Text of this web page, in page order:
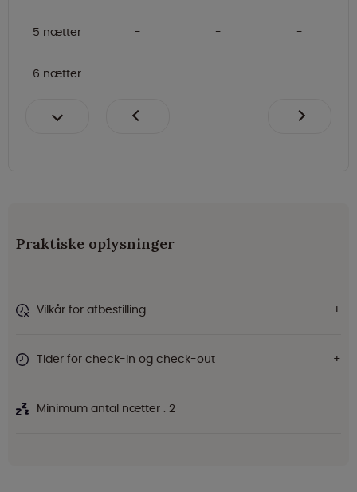
5 nætter
6 nætter
Praktiske oplysninger
Vilkår for afbestilling
Tider for check-in og check-out
Minimum antal nætter : 2